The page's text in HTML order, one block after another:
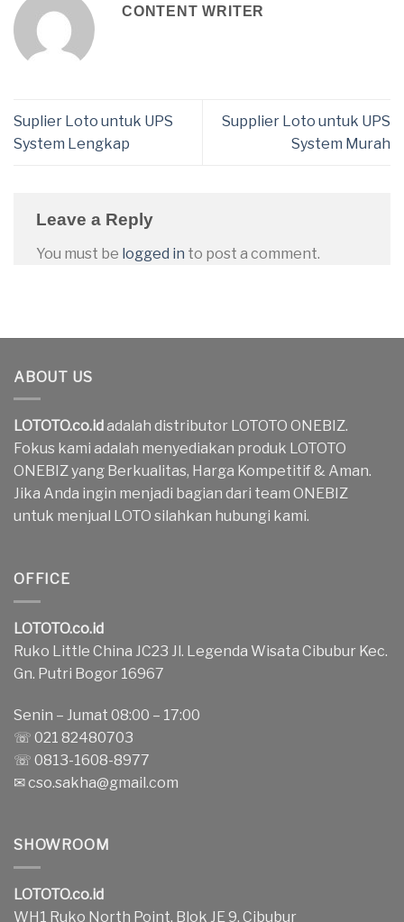
CONTENT WRITER
Suplier Loto untuk UPS
System Lengkap
Supplier Loto untuk UPS
System Murah
Leave a Reply
You must be logged in to post a comment.
ABOUT US
LOTOTO.co.id adalah distributor LOTOTO ONEBIZ.
Fokus kami adalah menyediakan produk LOTOTO
ONEBIZ yang Berkualitas, Harga Kompetitif & Aman.
Jika Anda ingin menjadi bagian dari team ONEBIZ
untuk menjual LOTO silahkan hubungi kami.
OFFICE
LOTOTO.co.id
Ruko Little China JC23 Jl. Legenda Wisata Cibubur Kec.
Gn. Putri Bogor 16967
Senin – Jumat 08:00 – 17:00
☏ 021 82480703
☏ 0813-1608-8977
✉cso.sakha@gmail.com
SHOWROOM
LOTOTO.co.id
WH1 Ruko North Point, Blok JE 9, Cibubur